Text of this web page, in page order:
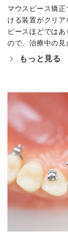
マウスピース矯
ける装置がクリ
ピースほどでは
ので、治療中の見
もっと見る